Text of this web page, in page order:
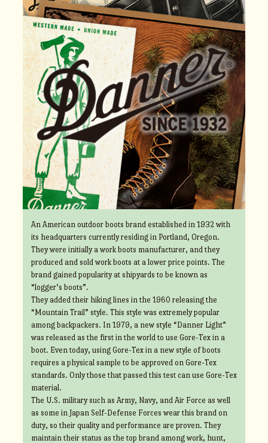
An American outdoor boots brand established in 1932 with
its headquarters currently residing in Portland, Oregon.
They were initially a work boots manufacturer, and they
produced and sold work boots at a lower price points. The
brand gained popularity at shipyards to be known as
“logger’s boots”.
They added their hiking lines in the 1960 releasing the
“Mountain Trail” style. This style was extremely popular
among backpackers. In 1979, a new style “Danner Light”
was released as the first in the world to use Gore-Tex in a
boot. Even today, using Gore-Tex in a new style of boots
requires a physical sample to be approved on Gore-Tex
standards. Only those that passed this test can use Gore-Tex
material.
The U.S. military such as Army, Navy, and Air Force as well
as some in Japan Self-Defense Forces wear this brand on
duty, so their quality and performance are proven. They
maintain their status as the top brand among work, hunt,